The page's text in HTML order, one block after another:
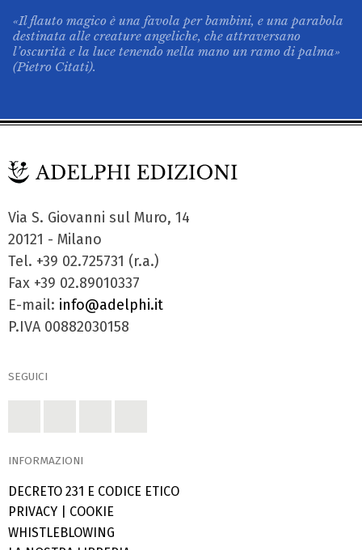
«Il flauto magico è una favola per bambini, e una parabola
destinata alle creature angeliche, che attraversano
l’oscurità e la luce tenendo nella mano un ramo di palma»
(Pietro Citati).
Via S. Giovanni sul Muro, 14
20121 - Milano
Tel. +39 02.725731 (r.a.)
Fax +39 02.89010337
E-mail: info@adelphi.it
P.IVA 00882030158
SEGUICI
INFORMAZIONI
DECRETO 231 E CODICE ETICO
PRIVACY
COOKIE
WHISTLEBLOWING